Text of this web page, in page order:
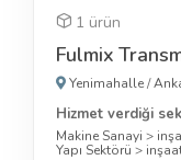
1 ürün
Fulmix
Yenimahalle/
Hizmet verdiği
Makine Sanayi >
Yapı Sektörü >